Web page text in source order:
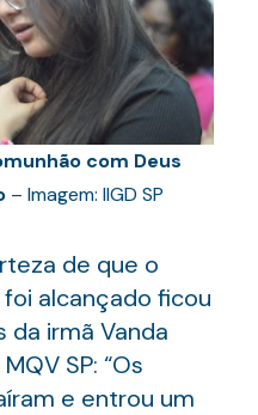
com Deus
– Imagem: IIGD SP
de que o
alcançado ficou
da irmã Vanda
SP: “Os
e entrou um